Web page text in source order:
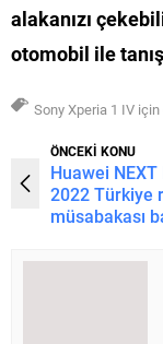
alakanızı
otomobil ile
Sony Xperia 1 IV için
ÖNCEKİ KONU
Huawei NEXT
2022 Türkiye
müsabakası